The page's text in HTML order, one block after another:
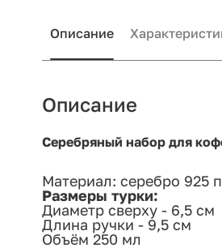
Описание
Описание
Серебряный набор для
Материал: серебро 925
Размеры турки:
Диаметр сверху - 6,5 см
Длина ручки - 9,5 см
Объём 250 мл